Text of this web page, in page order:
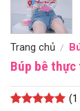
Trang chủ /
Búp bê thực
(1